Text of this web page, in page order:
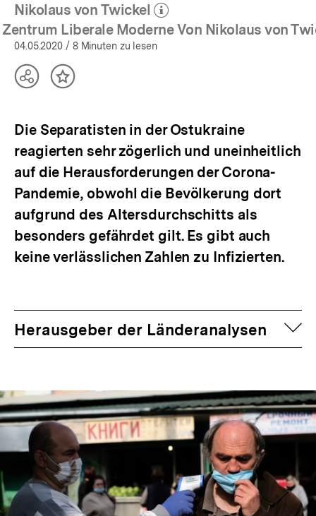
Pressefreiheit
|
bpb.de
Nikolaus von Twickel
(Mehr zum Autor)
öffnen
Liberale Moderne Von Nikolaus von
04.05.2020 / 8 Minuten zu lesen
TeilenInhalt
Die Separatisten in der Ostukraine
reagierten sehr zögerlich und uneinheitlich
auf die Herausforderungen der Corona-
Pandemie, obwohl die Bevölkerung dort
aufgrund des Altersdurchschitts als
besonders gefährdet gilt. Es gibt auch
keine verlässlichen Zahlen zu Infizierten.
Herausgeber der Länderanalysen